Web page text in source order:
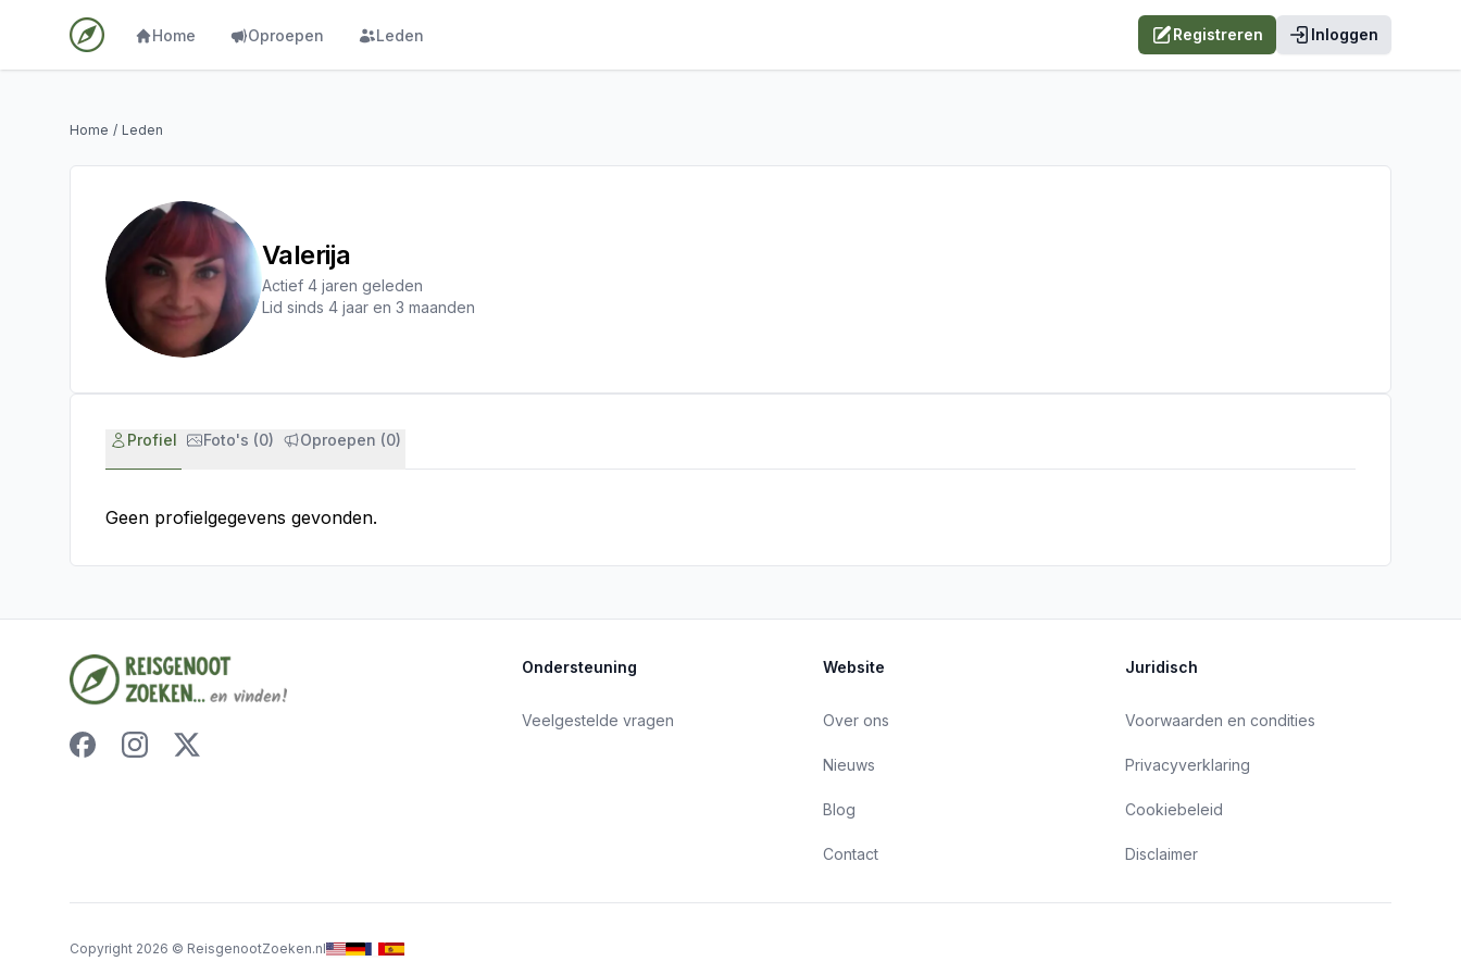
Home Oproepen Leden Registreren Inloggen
Home / Leden
Valerija
Actief 4 jaren geleden
Lid sinds 4 jaar en 3 maanden
Profiel Foto's (0) Oproepen (0)
Geen profielgegevens gevonden.
Ondersteuning
Veelgestelde vragen
Website
Over ons
Nieuws
Blog
Contact
Juridisch
Voorwaarden en condities
Privacyverklaring
Cookiebeleid
Disclaimer
Copyright 2026 © ReisgenootZoeken.nl